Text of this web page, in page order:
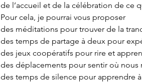
de l’accueil et de la célébration de ce
Pour cela, je pourrai vous proposer
des méditations pour trouver de la
des temps de partage à deux pour
des jeux coopératifs pour rire et
des déplacements pour sentir où nous
des temps de silence pour apprendre